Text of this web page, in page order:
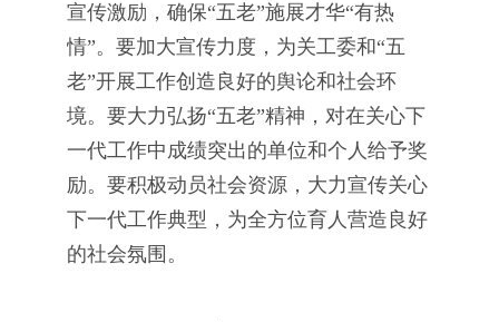
宣传激励，确保“五老”施展才华“有热
情”。要加大宣传力度，为关工委和“五
老”开展工作创造良好的舆论和社会环
境。要大力弘扬“五老”精神，对在关心下
一代工作中成绩突出的单位和个人给予奖
励。要积极动员社会资源，大力宣传关心
下一代工作典型，为全方位育人营造良好
的社会氛围。